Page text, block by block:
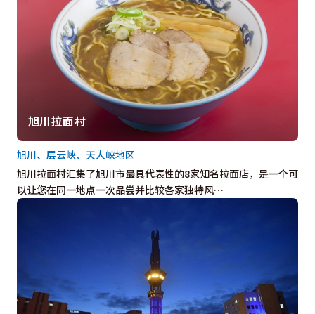
旭川拉面村
旭川拉面村汇集了旭川市最具代表性的8家知名拉面店，是一个可
以让您在同一地点一次品尝并比较各家独特风…
旭川、层云峡、天人峡地区